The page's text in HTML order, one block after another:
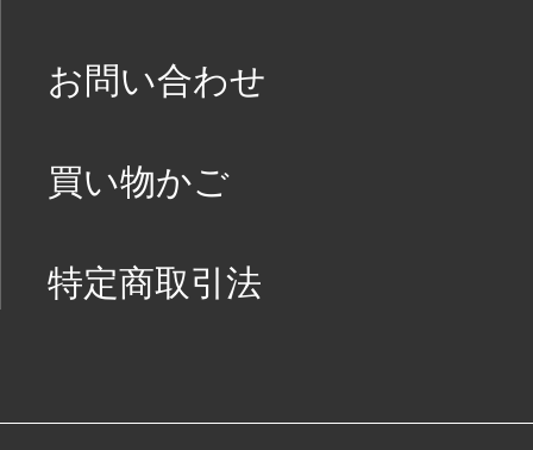
お問い合わせ
買い物かご
特定商取引法